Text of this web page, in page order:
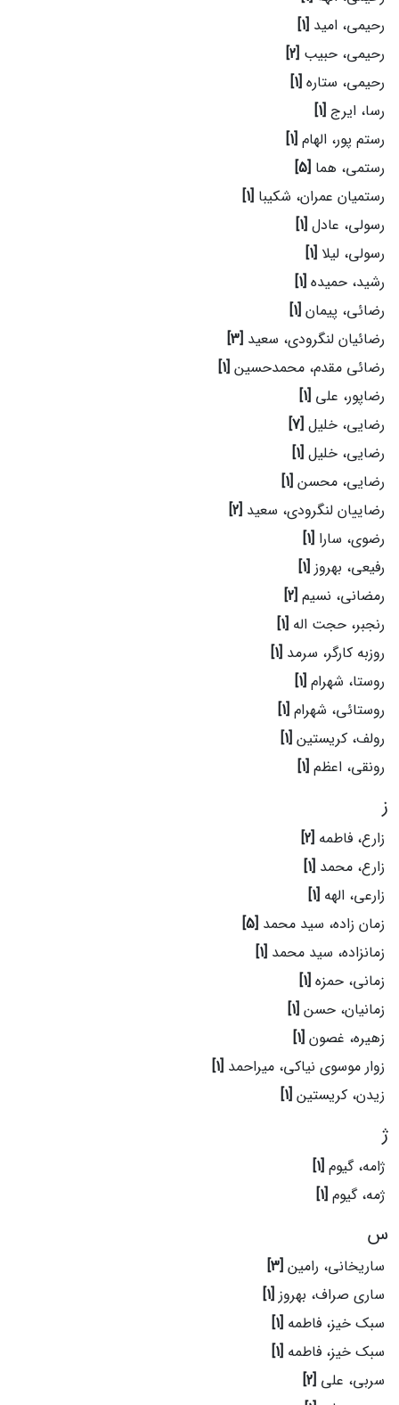
رحیمی، امید [1]
رحیمی، حبیب [2]
رحیمی، ستاره [1]
رسا، ایرج [1]
رستم پور، الهام [1]
رستمی، هما [5]
رستمیان عمران، شکیبا [1]
رسولی، عادل [1]
رسولی، لیلا [1]
رشید، حمیده [1]
رضائی، پیمان [1]
رضائیان لنگرودی، سعید [3]
رضائی مقدم، محمدحسین [1]
رضاپور، علی [1]
رضایی، خلیل [7]
رضایی، خلیل [1]
رضایی، محسن [1]
رضاییان لنگرودی، سعید [2]
رضوی، سارا [1]
رفیعی، بهروز [1]
رمضانی، نسیم [2]
رنجبر، حجت اله [1]
روزبه کارگر، سرمد [1]
روستا، شهرام [1]
روستائی، شهرام [1]
رولف، کریستین [1]
رونقی، اعظم [1]
ز
زارع، فاطمه [2]
زارع، محمد [1]
زارعی، الهه [1]
زمان زاده، سید محمد [5]
زمانزاده، سید محمد [1]
زمانی، حمزه [1]
زمانیان، حسن [1]
زهیره، غصون [1]
زوار موسوی نیاکی، میراحمد [1]
زیدن، کریستین [1]
ژ
ژامه، گیوم [1]
ژمه، گیوم [1]
س
ساریخانی، رامین [3]
ساری صراف، بهروز [1]
سبک خیز، فاطمه [1]
سبک خیز، فاطمه [1]
سربی، علی [2]